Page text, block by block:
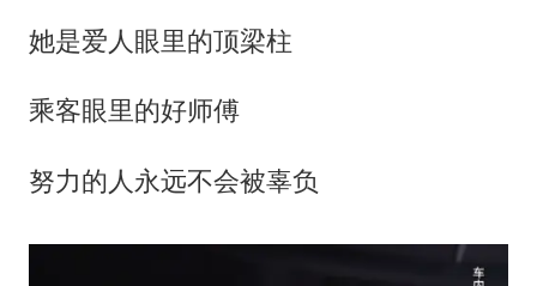
她是爱人眼里的顶梁柱
乘客眼里的好师傅
努力的人永远不会被辜负